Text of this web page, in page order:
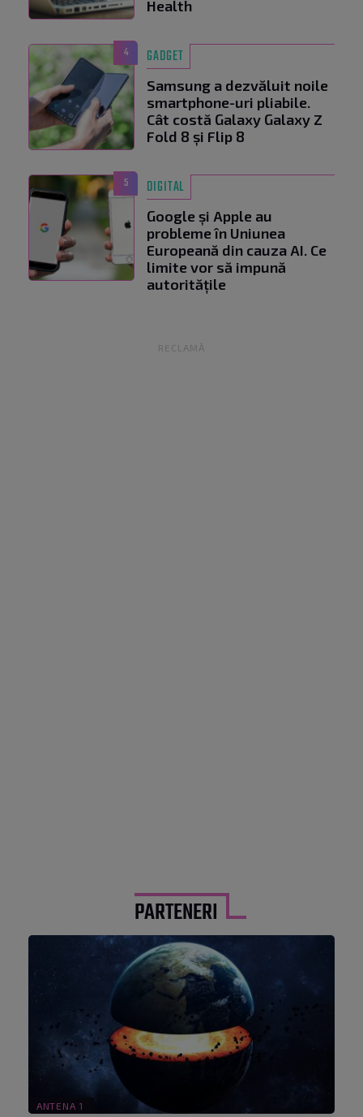
Health
4 GADGET
Samsung a dezvăluit noile
smartphone-uri pliabile.
Cât costă Galaxy Galaxy Z
Fold 8 și Flip 8
5 DIGITAL
Google și Apple au
probleme în Uniunea
Europeană din cauza AI. Ce
limite vor să impună
autoritățile
RECLAMĂ
PARTENERI
ANTENA 1